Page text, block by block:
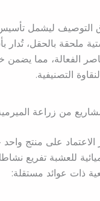
التوصيف ليشمل
ملحقة بالحقل، تُدار
الفعالة، مما
التصنيفية.
من زراعة
على منتج واحد
للعشبة تفريع
ذات عوائد مستقلة: